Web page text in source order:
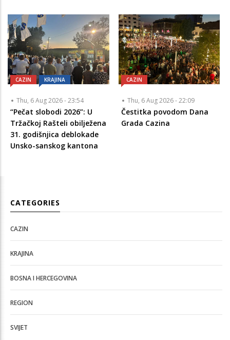
CAZIN KRAJINA
Thu, 6 Aug 2026 - 23:54
“Pečat slobodi 2026”: U
Tržačkoj Rašteli obilježena
31. godišnjica deblokade
Unsko-sanskog kantona
CAZIN
Thu, 6 Aug 2026 - 22:09
Čestitka povodom Dana
Grada Cazina
CATEGORIES
CAZIN
KRAJINA
BOSNA I HERCEGOVINA
REGION
SVIJET